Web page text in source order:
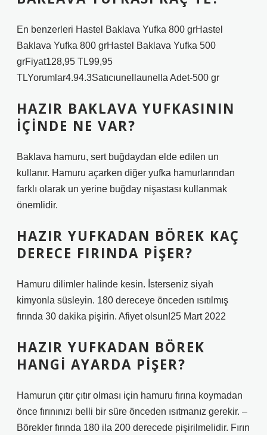
En benzerleri Hastel Baklava Yufka 800 grHastel
Baklava Yufka 800 grHastel Baklava Yufka 500
grFiyat128,95 TL99,95
TLYorumlar4.94.3Satıcıunellaunella Adet-500 gr
HAZIR BAKLAVA YUFKASININ
IÇINDE NE VAR?
Baklava hamuru, sert buğdaydan elde edilen un
kullanır. Hamuru açarken diğer yufka hamurlarından
farklı olarak un yerine buğday nişastası kullanmak
önemlidir.
HAZIR YUFKADAN BÖREK KAÇ
DERECE FIRINDA PIŞER?
Hamuru dilimler halinde kesin. İsterseniz siyah
kimyonla süsleyin. 180 dereceye önceden ısıtılmış
fırında 30 dakika pişirin. Afiyet olsun!25 Mart 2022
HAZIR YUFKADAN BÖREK
HANGI AYARDA PIŞER?
Hamurun çıtır çıtır olması için hamuru fırına koymadan
önce fırınınızı belli bir süre önceden ısıtmanız gerekir. –
Börekler fırında 180 ila 200 derecede pişirilmelidir. Fırın